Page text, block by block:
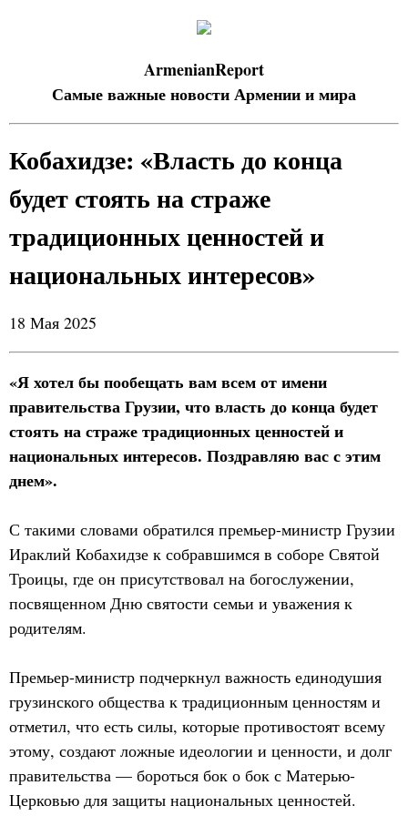
ArmenianReport
Самые важные новости Армении и мира
Кобахидзе: «Власть до конца
будет стоять на страже
традиционных ценностей и
национальных интересов»
18 Мая 2025
«Я хотел бы пообещать вам всем от имени
правительства Грузии, что власть до конца будет
стоять на страже традиционных ценностей и
национальных интересов. Поздравляю вас с этим
днем».
С такими словами обратился премьер-министр Грузии
Ираклий Кобахидзе к собравшимся в соборе Святой
Троицы, где он присутствовал на богослужении,
посвященном Дню святости семьи и уважения к
родителям.
Премьер-министр подчеркнул важность единодушия
грузинского общества к традиционным ценностям и
отметил, что есть силы, которые противостоят всему
этому, создают ложные идеологии и ценности, и долг
правительства — бороться бок о бок с Матерью-
Церковью для защиты национальных ценностей.